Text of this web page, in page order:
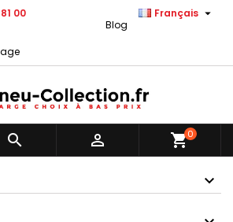
00 Français 
Blog
  shopping_cart0